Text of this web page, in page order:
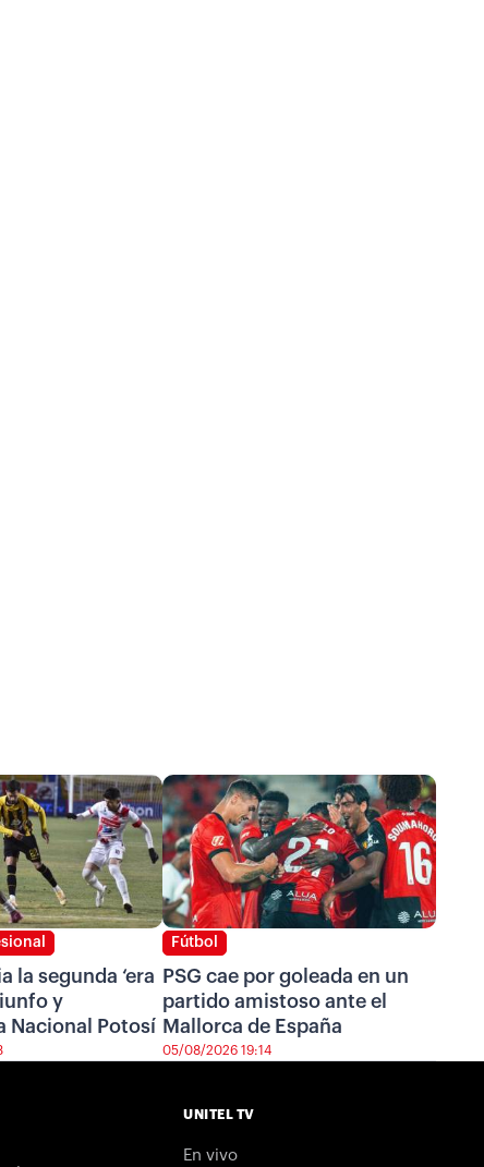
la segunda ‘era
y
Nacional Potosí
Fútbol
PSG cae por goleada en un
partido amistoso ante el
Mallorca de España
05/08/2026 19:14
UNITEL TV
En vivo